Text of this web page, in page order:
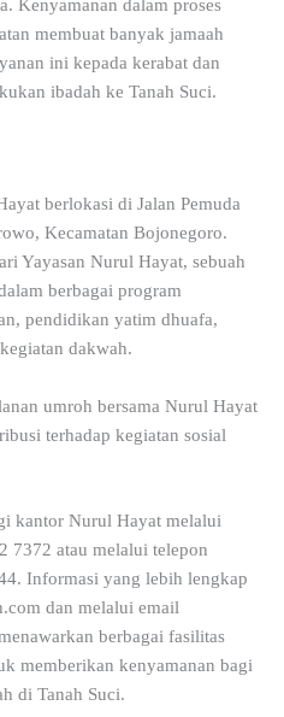
Kenyamanan dalam proses
membuat banyak jamaah
ini kepada kerabat dan
ibadah ke Tanah Suci.
berlokasi di Jalan Pemuda
Kecamatan Bojonegoro.
Yayasan Nurul Hayat, sebuah
berbagai program
pendidikan yatim dhuafa,
dakwah.
umroh bersama Nurul Hayat
terhadap kegiatan sosial
kantor Nurul Hayat melalui
7372 atau melalui telepon
Informasi yang lebih lengkap
dan melalui email
berbagai fasilitas
memberikan kenyamanan bagi
di Tanah Suci.